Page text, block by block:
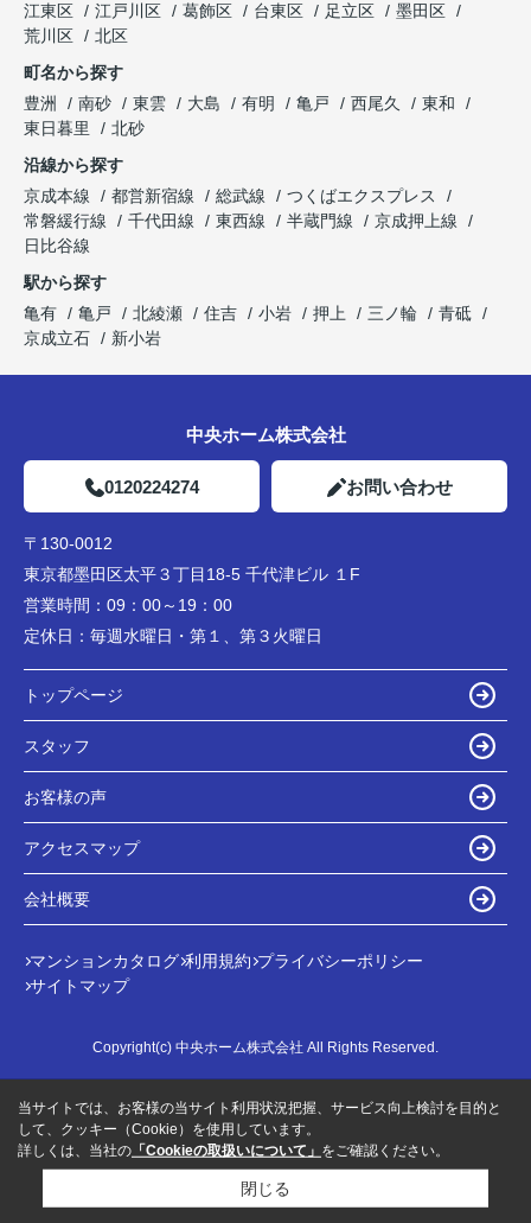
江東区
江戸川区 葛飾区 台東区 足立区
墨田区
荒川区
北区
町名から探す
豊洲
南砂 東雲 大島 有明 亀戸 西尾久
東和
東日暮里
北砂
沿線から探す
京成本線
都営新宿線 総武線
つくばエクスプレス
常磐緩行線
千代田線 東西線 半蔵門線
京成押上線
日比谷線
駅から探す
亀有
亀戸 北綾瀬 住吉 小岩 押上 三ノ輪
青砥
京成立石
新小岩
中央ホーム株式会社
0120224274 お問い合わせ
〒130-0012
東京都墨田区太平３丁目18-5 千代津ビル １F
営業時間： 09：00～19：00
定休日： 毎週水曜日・第１、第３火曜日
トップページ
スタッフ
お客様の声
アクセスマップ
会社概要
マンションカタログ 利用規約 プライバシーポリシー
サイトマップ
Copyright(c) 中央ホーム株式会社 All Rights Reserved.
当サイトでは、お客様の当サイト利用状況把握、サービス向上検討を目的と
して、クッキー（Cookie）を使用しています。
詳しくは、当社の 「Cookieの取扱いについて」 をご確認ください。
閉じる